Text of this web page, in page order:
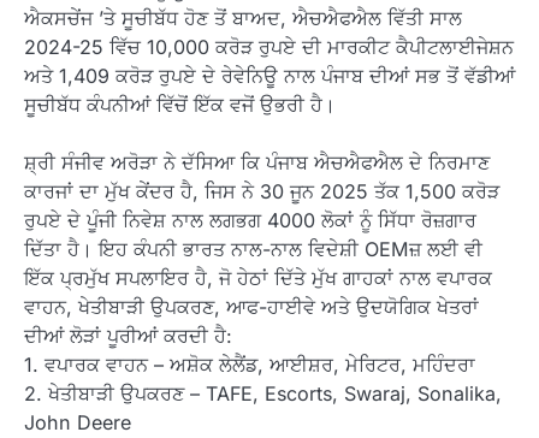
ਐਕਸਚੇਂਜ ’ਤੇ ਸੂਚੀਬੱਧ ਹੋਣ ਤੋਂ ਬਾਅਦ, ਐਚਐਫਐਲ ਵਿੱਤੀ ਸਾਲ
2024-25 ਵਿੱਚ 10,000 ਕਰੋੜ ਰੁਪਏ ਦੀ ਮਾਰਕੀਟ ਕੈਪੀਟਲਾਈਜੇਸ਼ਨ
ਅਤੇ 1,409 ਕਰੋੜ ਰੁਪਏ ਦੇ ਰੇਵੇਨਿਊ ਨਾਲ ਪੰਜਾਬ ਦੀਆਂ ਸਭ ਤੋਂ ਵੱਡੀਆਂ
ਸੂਚੀਬੱਧ ਕੰਪਨੀਆਂ ਵਿੱਚੋਂ ਇੱਕ ਵਜੋਂ ਉਭਰੀ ਹੈ।
ਸ਼੍ਰੀ ਸੰਜੀਵ ਅਰੋੜਾ ਨੇ ਦੱਸਿਆ ਕਿ ਪੰਜਾਬ ਐਚਐਫਐਲ ਦੇ ਨਿਰਮਾਣ
ਕਾਰਜਾਂ ਦਾ ਮੁੱਖ ਕੇਂਦਰ ਹੈ, ਜਿਸ ਨੇ 30 ਜੂਨ 2025 ਤੱਕ 1,500 ਕਰੋੜ
ਰੁਪਏ ਦੇ ਪੂੰਜੀ ਨਿਵੇਸ਼ ਨਾਲ ਲਗਭਗ 4000 ਲੋਕਾਂ ਨੂੰ ਸਿੱਧਾ ਰੋਜ਼ਗਾਰ
ਦਿੱਤਾ ਹੈ। ਇਹ ਕੰਪਨੀ ਭਾਰਤ ਨਾਲ-ਨਾਲ ਵਿਦੇਸ਼ੀ OEMਜ਼ ਲਈ ਵੀ
ਇੱਕ ਪ੍ਰਮੁੱਖ ਸਪਲਾਇਰ ਹੈ, ਜੋ ਹੇਠਾਂ ਦਿੱਤੇ ਮੁੱਖ ਗਾਹਕਾਂ ਨਾਲ ਵਪਾਰਕ
ਵਾਹਨ, ਖੇਤੀਬਾੜੀ ਉਪਕਰਣ, ਆਫ-ਹਾਈਵੇ ਅਤੇ ਉਦਯੋਗਿਕ ਖੇਤਰਾਂ
ਦੀਆਂ ਲੋੜਾਂ ਪੂਰੀਆਂ ਕਰਦੀ ਹੈ:
1. ਵਪਾਰਕ ਵਾਹਨ – ਅਸ਼ੋਕ ਲੇਲੈਂਡ, ਆਈਸ਼ਰ, ਮੇਰਿਟਰ, ਮਹਿੰਦਰਾ
2. ਖੇਤੀਬਾੜੀ ਉਪਕਰਣ – TAFE, Escorts, Swaraj, Sonalika,
John Deere